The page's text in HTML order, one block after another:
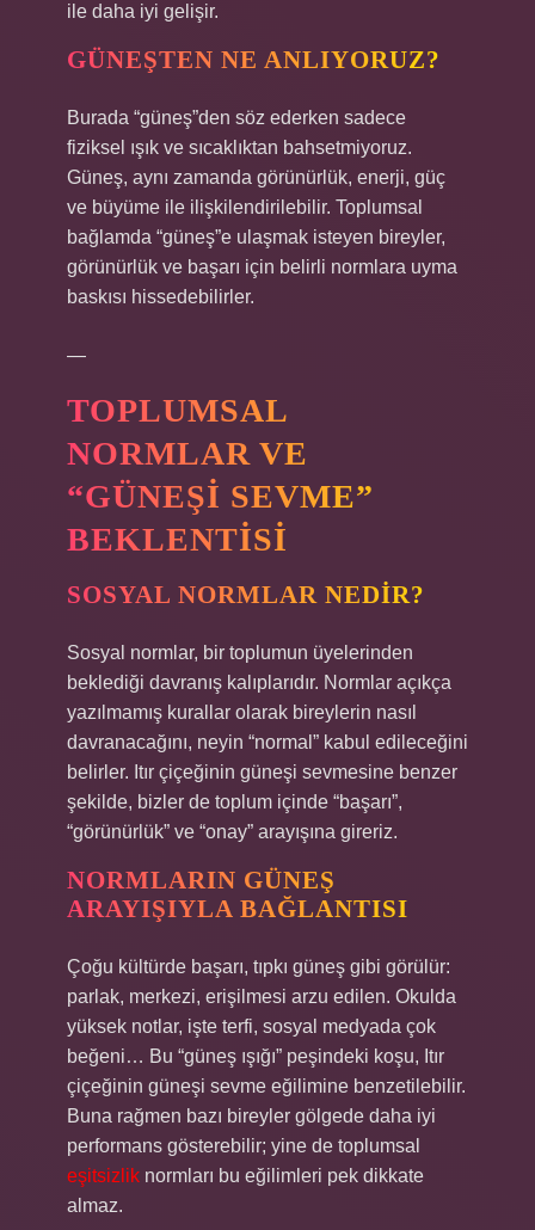
ile daha iyi gelişir.
GÜNEŞTEN NE ANLIYORUZ?
Burada “güneş”den söz ederken sadece
fiziksel ışık ve sıcaklıktan bahsetmiyoruz.
Güneş, aynı zamanda görünürlük, enerji, güç
ve büyüme ile ilişkilendirilebilir. Toplumsal
bağlamda “güneş”e ulaşmak isteyen bireyler,
görünürlük ve başarı için belirli normlara uyma
baskısı hissedebilirler.
—
TOPLUMSAL
NORMLAR VE
“GÜNEŞI SEVME”
BEKLENTISI
SOSYAL NORMLAR NEDIR?
Sosyal normlar, bir toplumun üyelerinden
beklediği davranış kalıplarıdır. Normlar açıkça
yazılmamış kurallar olarak bireylerin nasıl
davranacağını, neyin “normal” kabul edileceğini
belirler. Itır çiçeğinin güneşi sevmesine benzer
şekilde, bizler de toplum içinde “başarı”,
“görünürlük” ve “onay” arayışına gireriz.
NORMLARIN GÜNEŞ
ARAYIŞIYLA BAĞLANTISI
Çoğu kültürde başarı, tıpkı güneş gibi görülür:
parlak, merkezi, erişilmesi arzu edilen. Okulda
yüksek notlar, işte terfi, sosyal medyada çok
beğeni… Bu “güneş ışığı” peşindeki koşu, Itır
çiçeğinin güneşi sevme eğilimine benzetilebilir.
Buna rağmen bazı bireyler gölgede daha iyi
performans gösterebilir; yine de toplumsal
eşitsizlik normları bu eğilimleri pek dikkate
almaz.